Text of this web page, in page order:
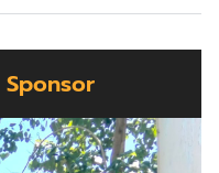
Sponsor